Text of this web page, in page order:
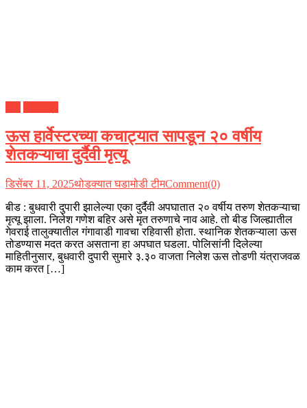
ऊस हार्वेस्टरच्या कचाट्यात सापडून २० वर्षीय
शेतकऱ्याचा दुर्दैवी मृत्यू
डिसेंबर 11, 2025थोडक्यात घडामोडी टीमComment(0)
बीड : बुधवारी दुपारी झालेल्या एका दुर्दैवी अपघातात २० वर्षीय तरुण शेतकऱ्याचा
मृत्यू झाला. निलेश गणेश बहिर असे मृत तरुणाचे नाव आहे. तो बीड जिल्ह्यातील
गेवराई तालुक्यातील गंगावाडी गावचा रहिवासी होता. स्थानिक शेतकऱ्याला ऊस
तोडण्यास मदत करत असताना हा अपघात घडला. पोलिसांनी दिलेल्या
माहितीनुसार, बुधवारी दुपारी सुमारे ३.३० वाजता निलेश ऊस तोडणी यंत्राजवळ
काम करत […]